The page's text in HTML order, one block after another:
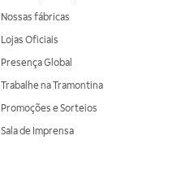
Nossas fábricas
Lojas Oficiais
Presença Global
Trabalhe na Tramontina
Promoções e Sorteios
Sala de Imprensa